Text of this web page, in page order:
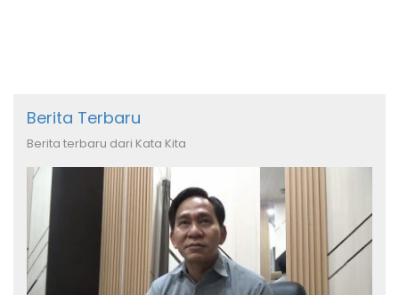
Berita Terbaru
Berita terbaru dari Kata Kita